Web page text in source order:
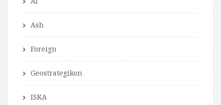
Ash
Foreign
Geostrategikon
ISKA